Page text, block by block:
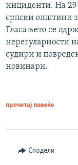
инциденти. На 29
српски општини
Гласањето се
нерегуларности
судири и
новинари.
прочитај повеќе
Сподели